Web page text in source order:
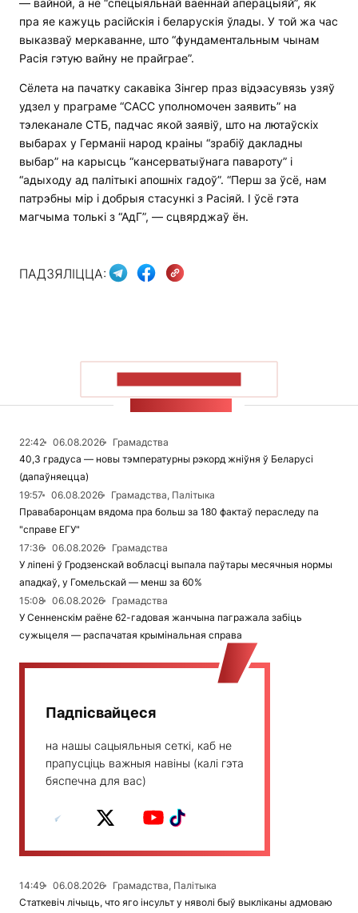
— вайной, а не “спецыяльнай ваеннай аперацыяй”, як
пра яе кажуць расійскія і беларускія ўлады. У той жа час
выказваў меркаванне, што “фундаментальным чынам
Расія гэтую вайну не прайграе”.
Сёлета на пачатку сакавіка Зінгер праз відэасувязь узяў
удзел у праграме “САСС уполномочен заявить” на
тэлеканале СТБ, падчас якой заявіў, што на лютаўскіх
выбарах у Германіі народ краіны “зрабіў дакладны
выбар” на карысць “кансерватыўнага павароту” і
“адыходу ад палітыкі апошніх гадоў”. “Перш за ўсё, нам
патрэбны мір і добрыя стасункі з Расіяй. І ўсё гэта
магчыма толькі з “АдГ”, — сцвярджаў ён.
ПАДЗЯЛІЦЦА:
22:42 06.08.2026
Грамадства
40,3 градуса — новы тэмпературны рэкорд жніўня ў Беларусі
(дапаўняецца)
19:57
06.08.2026
Грамадства, Палітыка
Правабаронцам вядома пра больш за 180 фактаў пераследу па
"справе ЕГУ"
17:36
06.08.2026
Грамадства
У ліпені ў Гродзенскай вобласці выпала паўтары месячныя нормы
ападкаў, у Гомельскай — менш за 60%
15:08
06.08.2026
Грамадства
У Сенненскім раёне 62-гадовая жанчына пагражала забіць
сужыцеля — распачатая крымінальная справа
Падпісвайцеся
на нашы сацыяльныя сеткі, каб не
прапусціць важныя навіны (калі гэта
бяспечна для вас)
14:49 06.08.2026
Грамадства, Палітыка
Статкевіч лічыць, что яго інсульт у няволі быў выкліканы адмоваю